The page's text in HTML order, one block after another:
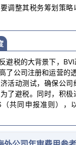
调整其税务筹划策略
避税的大背景下，
了公司注册和运营的
活动测试，确保公司
了避税。同时，积
（共同申报准则），